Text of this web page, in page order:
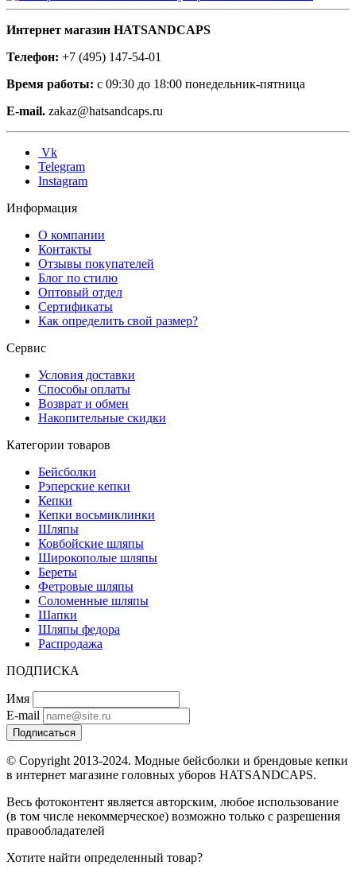
Интернет магазин HATSANDCAPS
Телефон: +7 (495) 147-54-01
Время работы: с 09:30 до 18:00 понедельник-пятница
E-mail. zakaz@hatsandcaps.ru
Vk
Telegram
Instagram
Информация
О компании
Контакты
Отзывы покупателей
Блог по стилю
Оптовый отдел
Сертификаты
Как определить свой размер?
Сервис
Условия доставки
Способы оплаты
Возврат и обмен
Накопительные скидки
Категории товаров
Бейсболки
Рэперские кепки
Кепки
Кепки восьмиклинки
Шляпы
Ковбойские шляпы
Широкополые шляпы
Береты
Фетровые шляпы
Соломенные шляпы
Шапки
Шляпы федора
Распродажа
ПОДПИСКА
Имя
E-mail
Подписаться
© Copyright 2013-2024. Модные бейсболки и брендовые кепки
в интернет магазине головных уборов HATSANDCAPS.
Весь фотоконтент является авторским, любое использование
(в том числе некоммерческое) возможно только с разрешения
правообладателей
Хотите найти определенный товар?